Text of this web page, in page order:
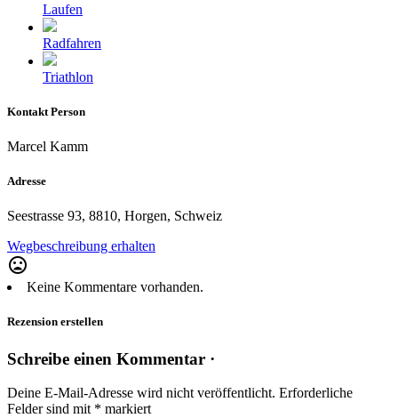
Laufen
Radfahren
Triathlon
Kontakt Person
Marcel Kamm
Adresse
Seestrasse 93, 8810, Horgen, Schweiz
Wegbeschreibung erhalten
mood_bad
Keine Kommentare vorhanden.
Rezension erstellen
Schreibe einen Kommentar ·
Deine E-Mail-Adresse wird nicht veröffentlicht. Erforderliche
Felder sind mit * markiert